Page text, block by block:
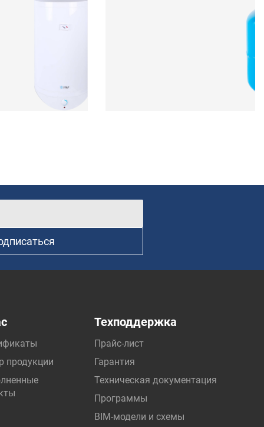
продукции
Техподдержка
Прайс-лист
Гарантия
Техническая документация
Программы
BIM-модели и схемы